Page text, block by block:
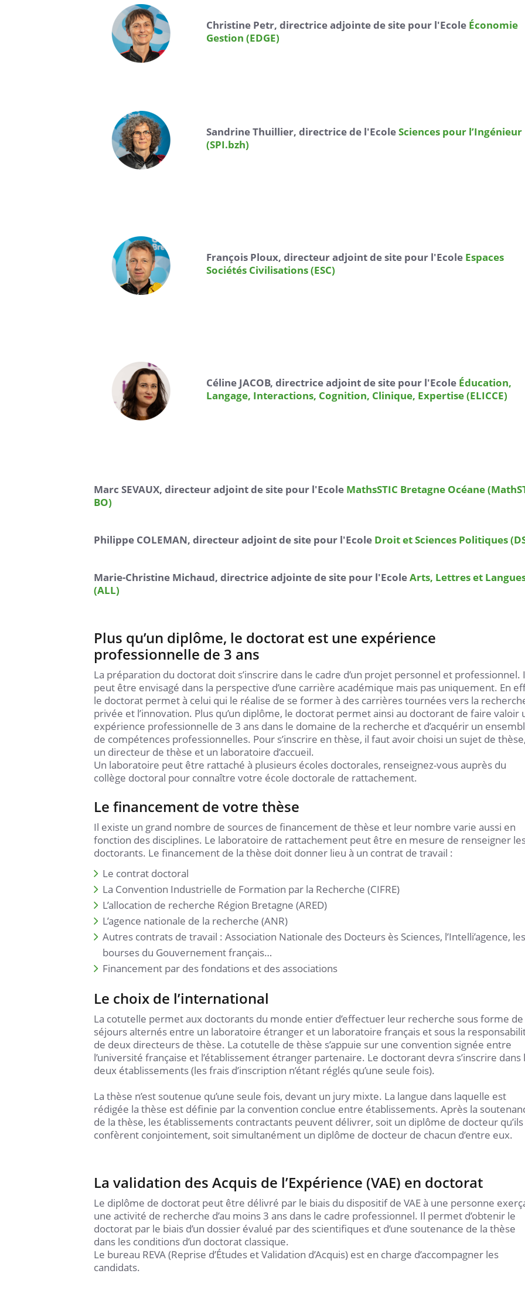
Christine Petr, directrice adjointe de site pour l'Ecole Économie
Gestion (EDGE)
Sandrine Thuillier, directrice de l'EcoleSciences pour l’Ingénieur
(SPI.bzh)
François Ploux, directeur adjoint de site pour l'Ecole Espaces
Sociétés Civilisations (ESC)
Céline JACOB, directrice adjoint de site pour l'Ecole Éducation,
Langage, Interactions, Cognition, Clinique, Expertise (ELICCE)
Marc SEVAUX, directeur adjoint de site pour l'Ecole MathsSTIC Bretagne Océane
BO)
Philippe COLEMAN, directeuradjoint de site pour l'Ecole Droit et Sciences Politiques
Marie-Christine Michaud, directrice adjointe de site pour l'EcoleArts, Lettres et
(ALL)
Plus qu’un diplôme, le doctorat est une expérience
professionnelle de 3 ans
La préparation du doctorat doit s’inscrire dans le cadre d’un projet personnel et professionnel.
peut être envisagé dans la perspective d’une carrière académique mais pas uniquement. En
le doctorat permet à celui qui le réalise de se former à des carrières tournées vers la
privée et l’innovation. Plus qu’un diplôme, le doctorat permet ainsi au doctorant de faire valoir
expérience professionnelle de 3 ans dans le domaine de la recherche et d’acquérir un
de compétences professionnelles. Pour s’inscrire en thèse, il faut avoir choisi un sujet de
un directeur de thèse et un laboratoire d’accueil.
Un laboratoire peut être rattaché à plusieurs écoles doctorales, renseignez-vous auprès du
collège doctoral pour connaître votre école doctorale de rattachement.
Le financement de votre thèse
Il existe un grand nombre de sources de financement de thèse et leur nombre varie aussi en
fonction des disciplines. Le laboratoire de rattachement peut être en mesure de renseigner
doctorants. Le financement de la thèse doit donner lieu à un contrat de travail :
Le contrat doctoral
La Convention Industrielle de Formation par la Recherche (CIFRE)
L’allocation de recherche Région Bretagne (ARED)
L’agence nationale de la recherche (ANR)
Autres contrats de travail : Association Nationale des Docteurs ès Sciences, l’Intelli’agence, les
bourses du Gouvernement français…
Financement par des fondations et des associations
Le choix de l’international
La cotutelle permet aux doctorants du monde entier d’effectuer leur recherche sous forme de
séjours alternés entre un laboratoire étranger et un laboratoire français et sous la
de deux directeurs de thèse. La cotutelle de thèse s’appuie sur une convention signée entre
l’université française et l’établissement étranger partenaire. Le doctorant devra s’inscrire dans
deux établissements (les frais d’inscription n’étant réglés qu’une seule fois).
La thèse n’est soutenue qu’une seule fois, devant un jury mixte. La langue dans laquelle est
rédigée la thèse est définie par la convention conclue entre établissements. Après la
de la thèse, les établissements contractants peuvent délivrer, soit un diplôme de docteur qu’ils
confèrent conjointement, soit simultanément un diplôme de docteur de chacun d’entre eux.
La validation des Acquis de l’Expérience (VAE) en doctorat
Le diplôme de doctorat peut être délivré par le biais du dispositif de VAE à une personne
une activité de recherche d’au moins 3 ans dans le cadre professionnel. Il permet d’obtenir le
doctorat par le biais d’un dossier évalué par des scientifiques et d’une soutenance de la thèse
dans les conditions d’un doctorat classique.
Le bureau REVA (Reprise d’Études et Validation d’Acquis) est en charge d’accompagner les
candidats.